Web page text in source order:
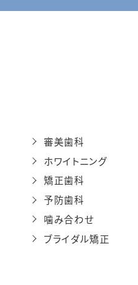
審美歯科
ホワイトニング
矯正歯科
予防歯科
噛み合わせ
ブライダル矯正